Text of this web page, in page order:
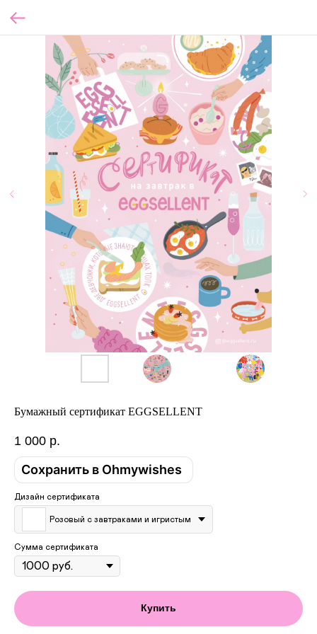
Бумажный сертификат EGGSELLENT
1 000 р.
Сохранить в Ohmywishes
Дизайн сертификата
Розовый с завтраками и игристым
Сумма сертификата
Купить